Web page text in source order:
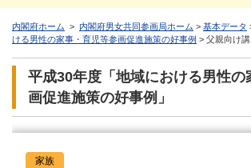
内閣府ホーム > 内閣府男女共同参画局ホーム > 基本データ
ける男性の家事・育児等参画促進施策の好事例 > 父親向け
平成30年度「地域における男性の
画促進施策の好事例」
家族